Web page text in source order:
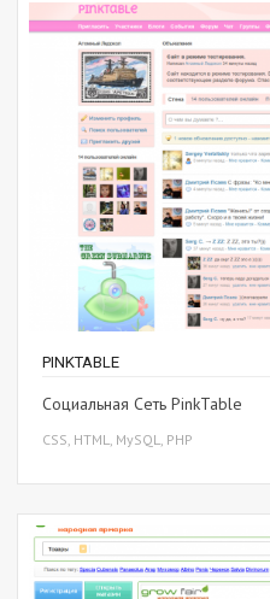
PINKTABLE
Социальная Сеть PinkTable
CSS, HTML, MySQL, PHP